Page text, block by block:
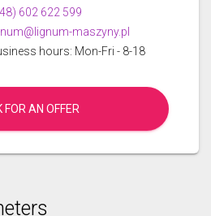
602 622 599
maszyny.pl
hours: Mon-Fri - 8-18
FOR AN OFFER